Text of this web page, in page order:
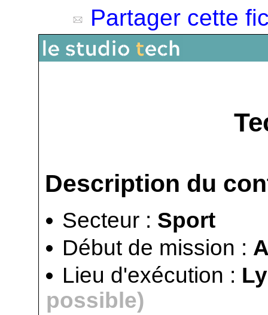
Partager cette
Description du
Secteur : Sport
Début de mission :
Lieu d'exécution :
possible)